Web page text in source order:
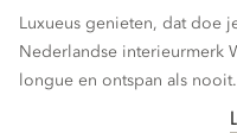
Luxueus genieten, dat doe
Nederlandse interieurmerk
longue en ontspan als